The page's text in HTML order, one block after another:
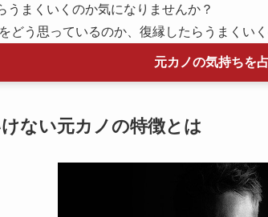
うまくいくのか気になりませんか？
どう思っているのか、復縁したらうまくい
元カノの気持ちを
ない元カノの特徴とは